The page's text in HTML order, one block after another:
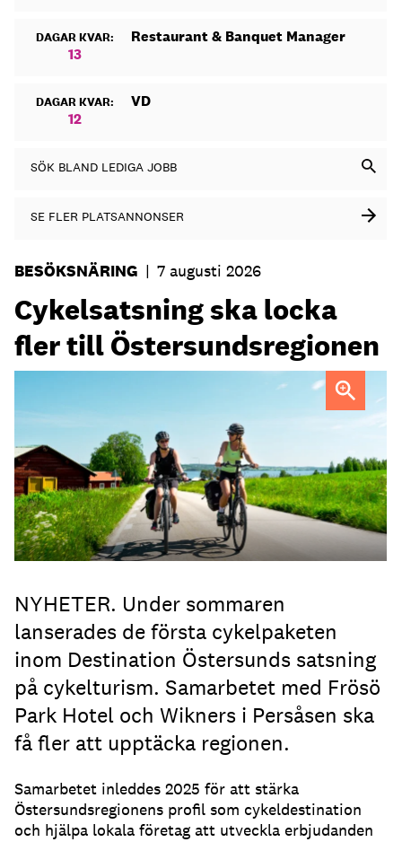
DAGAR KVAR:
13
Restaurant & Banquet Manager
DAGAR KVAR:
12
VD
SÖK BLAND LEDIGA JOBB
SE FLER PLATSANNONSER
BESÖKSNÄRING | 7 augusti 2026
Cykelsatsning ska locka
fler till Östersundsregionen
NYHETER. Under sommaren
lanserades de första cykelpaketen
inom Destination Östersunds satsning
på cykelturism. Samarbetet med Frösö
Park Hotel och Wikners i Persåsen ska
få fler att upptäcka regionen.
Samarbetet inleddes 2025 för att stärka
Östersundsregionens profil som cykeldestination
och hjälpa lokala företag att utveckla erbjudanden